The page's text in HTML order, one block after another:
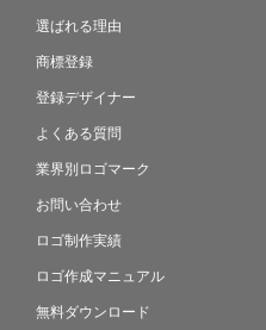
選ばれる理由
商標登録
登録デザイナー
よくある質問
業界別ロゴマーク
お問い合わせ
ロゴ制作実績
ロゴ作成マニュアル
無料ダウンロード